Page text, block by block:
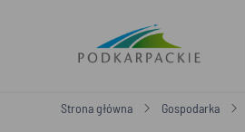
Strona główna Gospodarka